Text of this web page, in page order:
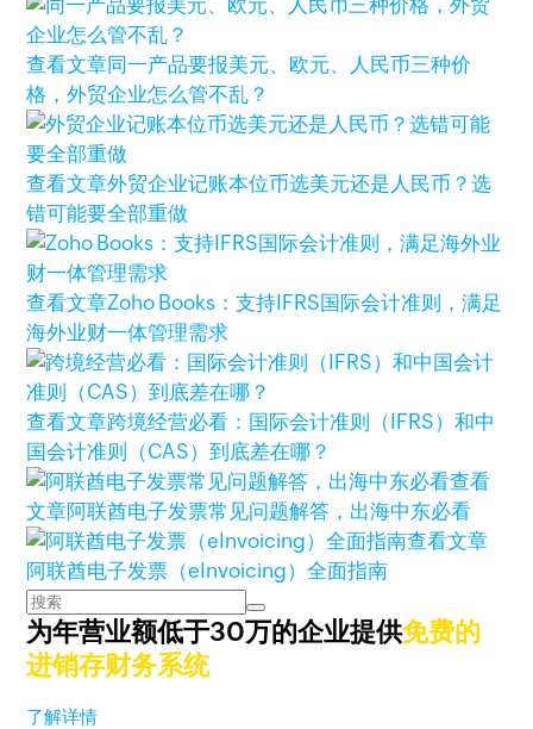
查看文章同一产品要报美元、欧元、人民币三种价
格，外贸企业怎么管不乱？
查看文章外贸企业记账本位币选美元还是人民币？选
错可能要全部重做
查看文章Zoho Books：支持IFRS国际会计准则，满足
海外业财一体管理需求
查看文章跨境经营必看：国际会计准则（IFRS）和中
国会计准则（CAS）到底差在哪？
查看
文章阿联酋电子发票常见问题解答，出海中东必看
查看文章
阿联酋电子发票（eInvoicing）全面指南
为年营业额低于30万的企业提供免费的
进销存财务系统
了解详情